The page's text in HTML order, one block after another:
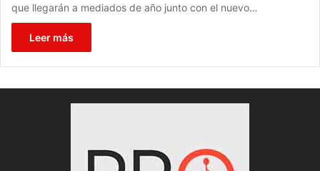
que llegarán a mediados de año junto con el nuevo…
Leer más